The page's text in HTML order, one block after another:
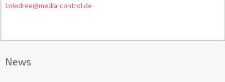
l.niedree@media-control.de
News